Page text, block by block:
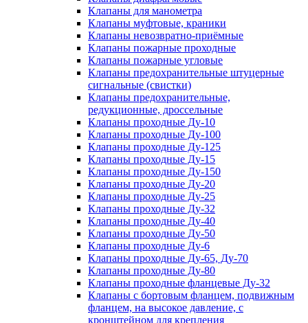
Клапаны для манометра
Клапаны муфтовые, краники
Клапаны невозвратно-приёмные
Клапаны пожарные проходные
Клапаны пожарные угловые
Клапаны предохранительные штуцерные
сигнальные (свистки)
Клапаны предохранительные,
редукционные, дроссельные
Клапаны проходные Ду-10
Клапаны проходные Ду-100
Клапаны проходные Ду-125
Клапаны проходные Ду-15
Клапаны проходные Ду-150
Клапаны проходные Ду-20
Клапаны проходные Ду-25
Клапаны проходные Ду-32
Клапаны проходные Ду-40
Клапаны проходные Ду-50
Клапаны проходные Ду-6
Клапаны проходные Ду-65, Ду-70
Клапаны проходные Ду-80
Клапаны проходные фланцевые Ду-32
Клапаны с бортовым фланцем, подвижным
фланцем, на высокое давление, с
кронштейном для крепления